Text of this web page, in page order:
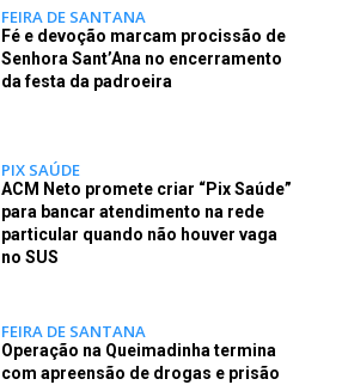
FEIRA DE SANTANA
Fé e devoção marcam procissão de
Senhora Sant’Ana no encerramento
da festa da padroeira
PIX SAÚDE
ACM Neto promete criar “Pix Saúde”
para bancar atendimento na rede
particular quando não houver vaga
no SUS
FEIRA DE SANTANA
Operação na Queimadinha termina
com apreensão de drogas e prisão